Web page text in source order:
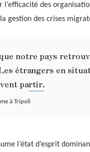
l’efficacité des
gestion des crises
notre pays
étrangers en
partir.
à Tripoli
l’état d’esprit